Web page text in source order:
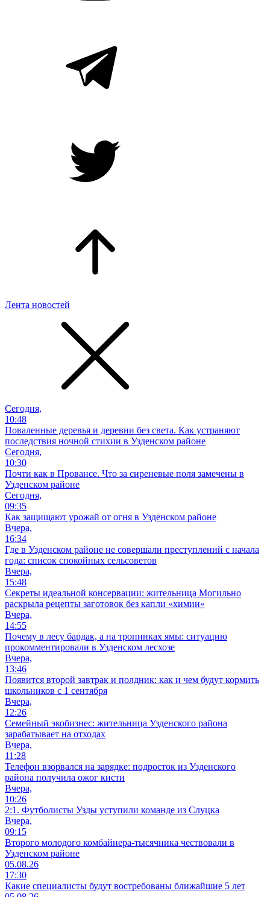
Лента новостей
Сегодня,
10:48
Поваленные деревья и деревни без света. Как устраняют
последствия ночной стихии в Узденском районе
Сегодня,
10:30
Почти как в Провансе. Что за сиреневые поля замечены в
Узденском районе
Сегодня,
09:35
Как защищают урожай от огня в Узденском районе
Вчера,
16:34
Где в Узденском районе не совершали преступлений с начала
года: список спокойных сельсоветов
Вчера,
15:48
Секреты идеальной консервации: жительница Могильно
раскрыла рецепты заготовок без капли «химии»
Вчера,
14:55
Почему в лесу бардак, а на тропинках ямы: ситуацию
прокомментировали в Узденском лесхозе
Вчера,
13:46
Появится второй завтрак и полдник: как и чем будут кормить
школьников с 1 сентября
Вчера,
12:26
Семейный экобизнес: жительница Узденского района
зарабатывает на отходах
Вчера,
11:28
Телефон взорвался на зарядке: подросток из Узденского
района получила ожог кисти
Вчера,
10:26
2:1. Футболисты Узды уступили команде из Слуцка
Вчера,
09:15
Второго молодого комбайнера-тысячника чествовали в
Узденском районе
05.08.26
17:30
Какие специалисты будут востребованы ближайшие 5 лет